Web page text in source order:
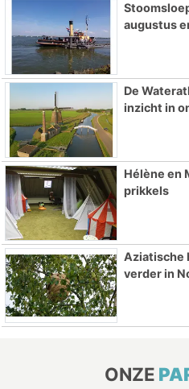
augustus
De
inzicht in
Hélène en
prikkels
Aziatische
verder in
ONZE